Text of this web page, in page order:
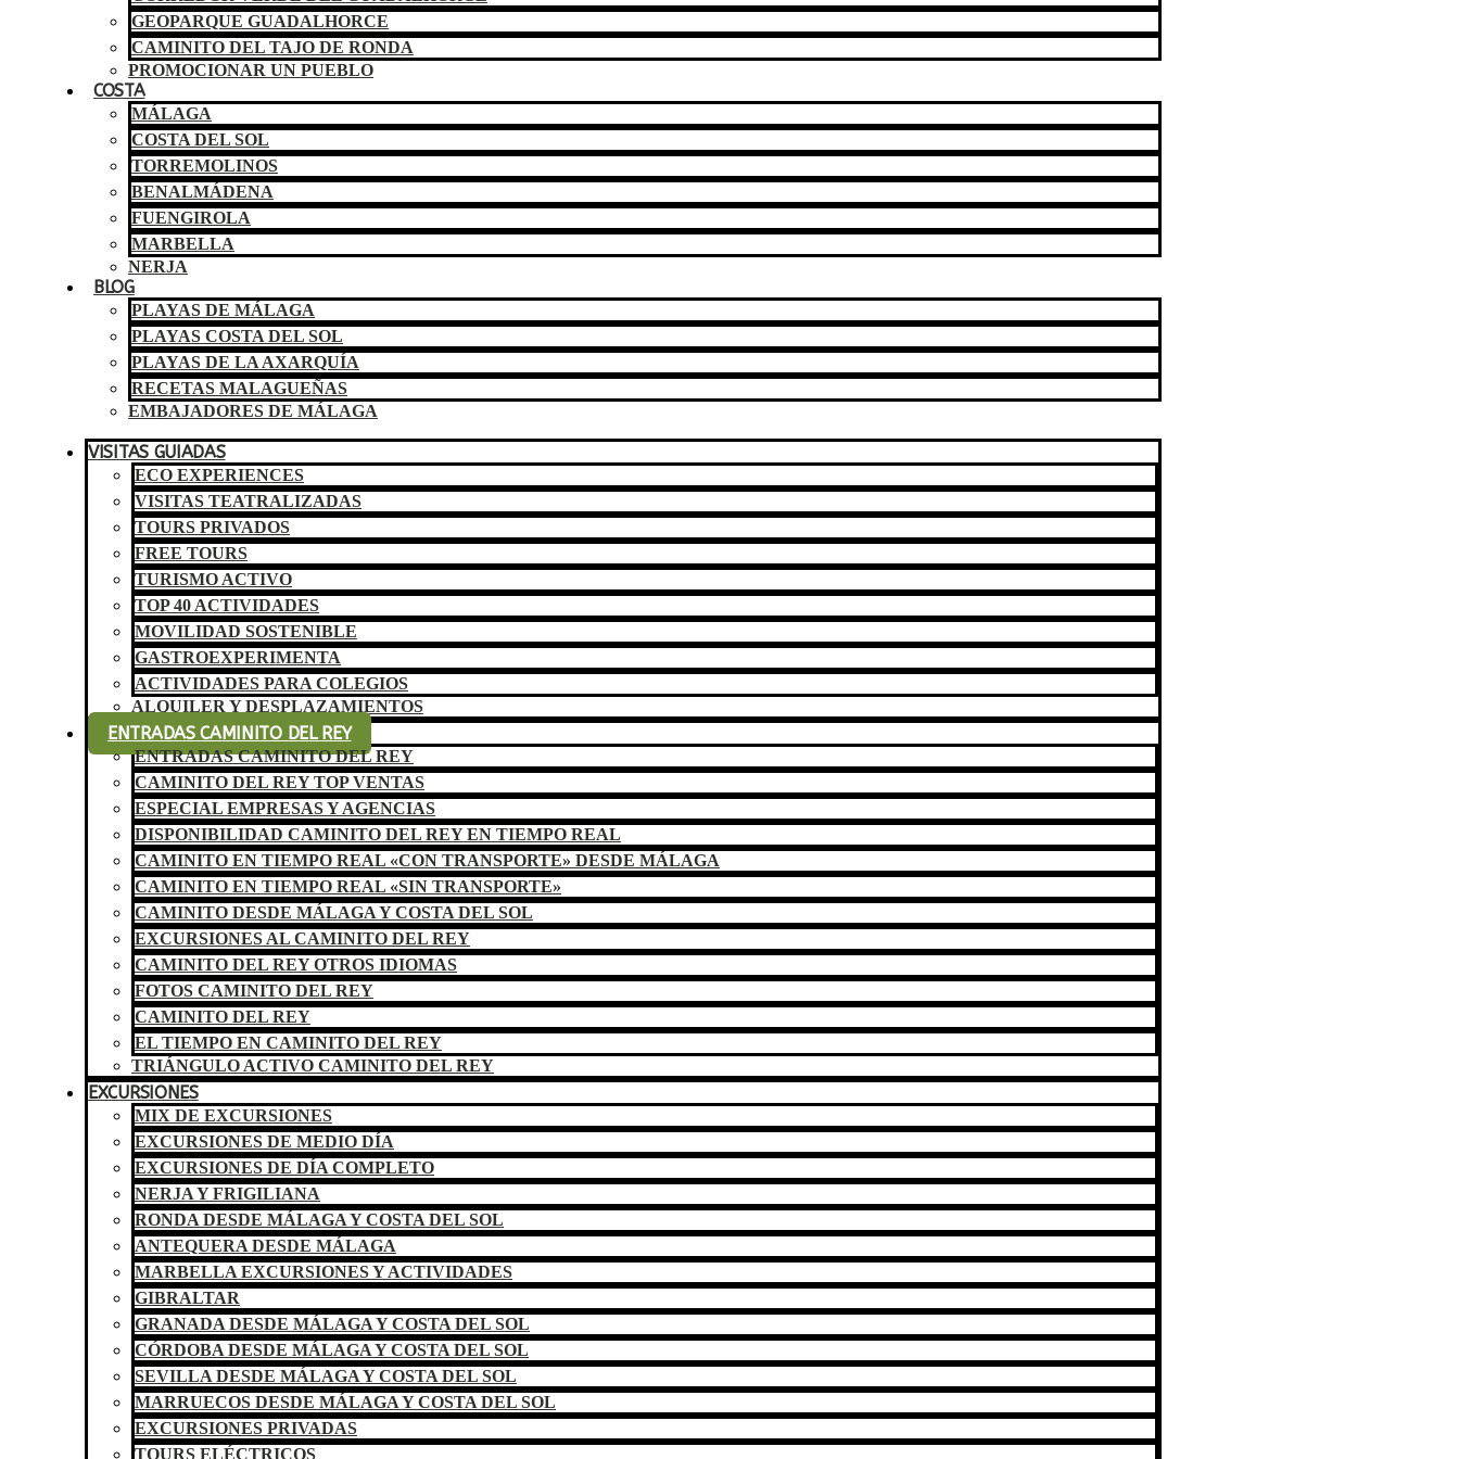
GEOPARQUE GUADALHORCE
CAMINITO DEL TAJO DE RONDA
PROMOCIONAR UN PUEBLO
COSTA
MÁLAGA
COSTA DEL SOL
TORREMOLINOS
BENALMÁDENA
FUENGIROLA
MARBELLA
NERJA
BLOG
PLAYAS DE MÁLAGA
PLAYAS COSTA DEL SOL
PLAYAS DE LA AXARQUÍA
RECETAS MALAGUEÑAS
EMBAJADORES DE MÁLAGA
VISITAS GUIADAS
ECO EXPERIENCES
VISITAS TEATRALIZADAS
TOURS PRIVADOS
FREE TOURS
TURISMO ACTIVO
TOP 40 ACTIVIDADES
MOVILIDAD SOSTENIBLE
GASTROEXPERIMENTA
ACTIVIDADES PARA COLEGIOS
ALQUILER Y DESPLAZAMIENTOS
ENTRADAS CAMINITO DEL REY
ENTRADAS CAMINITO DEL REY
CAMINITO DEL REY TOP VENTAS
ESPECIAL EMPRESAS Y AGENCIAS
DISPONIBILIDAD CAMINITO DEL REY EN TIEMPO REAL
CAMINITO EN TIEMPO REAL «CON TRANSPORTE» DESDE MÁLAGA
CAMINITO EN TIEMPO REAL «SIN TRANSPORTE»
CAMINITO DESDE MÁLAGA Y COSTA DEL SOL
EXCURSIONES AL CAMINITO DEL REY
CAMINITO DEL REY OTROS IDIOMAS
FOTOS CAMINITO DEL REY
CAMINITO DEL REY
EL TIEMPO EN CAMINITO DEL REY
TRIÁNGULO ACTIVO CAMINITO DEL REY
EXCURSIONES
MIX DE EXCURSIONES
EXCURSIONES DE MEDIO DÍA
EXCURSIONES DE DÍA COMPLETO
NERJA Y FRIGILIANA
RONDA DESDE MÁLAGA Y COSTA DEL SOL
ANTEQUERA DESDE MÁLAGA
MARBELLA EXCURSIONES Y ACTIVIDADES
GIBRALTAR
GRANADA DESDE MÁLAGA Y COSTA DEL SOL
CÓRDOBA DESDE MÁLAGA Y COSTA DEL SOL
SEVILLA DESDE MÁLAGA Y COSTA DEL SOL
MARRUECOS DESDE MÁLAGA Y COSTA DEL SOL
EXCURSIONES PRIVADAS
TOURS ELÉCTRICOS